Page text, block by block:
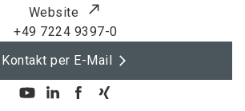
Website
+49 7224 9397-0
Kontakt per E-Mail